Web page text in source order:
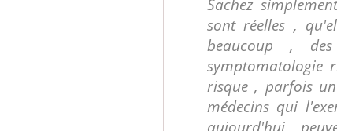
Sachez
sont réelles ,
beaucoup ,
symptomatologie
risque , parfois
médecins qui
aujourd'hui